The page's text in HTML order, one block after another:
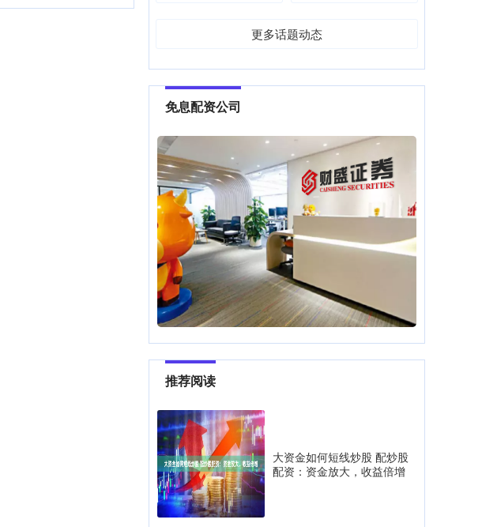
更多话题动态
免息配资公司
推荐阅读
大资金如何短线炒股 配炒股
配资：资金放大，收益倍增